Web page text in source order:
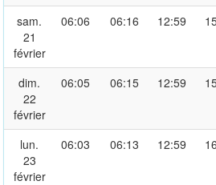
sam.
21
février
06:06 06:16 12:59
dim.
22
février
06:05 06:15 12:59
lun.
23
février
06:03 06:13 12:59